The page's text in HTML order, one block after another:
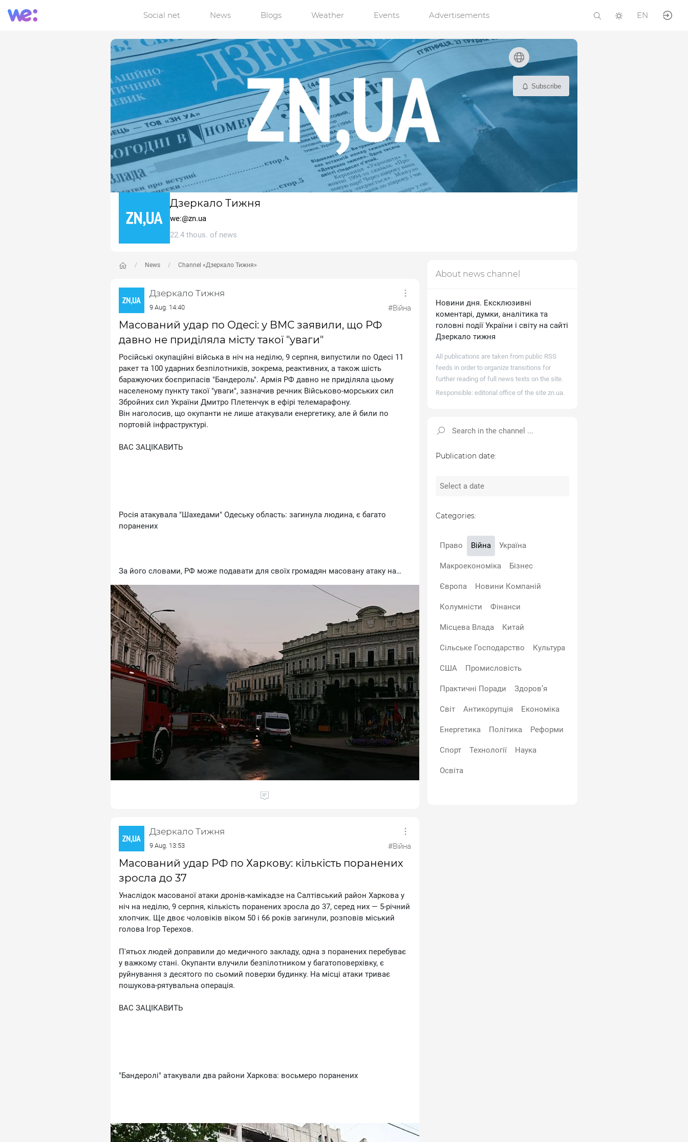
Social net News Blogs Weather Events Advertisements EN
Дзеркало Тижня
we:@zn.ua
22.4 thous. of news
Subscribe
News Channel «Дзеркало Тижня»
Дзеркало Тижня
9 Aug. 14:40 #Війна
Масований удар по Одесі: у ВМС заявили, що РФ
давно не приділяла місту такої "уваги"
Російські окупаційні війська в ніч на неділю, 9 серпня, випустили по Одесі 11
ракет та 100 ударних безпілотників, зокрема, реактивних, а також шість
баражуючих боєприпасів "Бандероль". Армія РФ давно не приділяла цьому
населеному пункту такої "уваги", зазначив речник Військово-морських сил
Збройних сил України Дмитро Плетенчук в ефірі телемарафону.
Він наголосив, що окупанти не лише атакували енергетику, але й били по
портовій інфраструктурі.
ВАС ЗАЦІКАВИТЬ
Росія атакувала "Шахедами" Одеську область: загинула людина, є багато
поранених
За його словами, РФ може подавати для своїх громадян масовану атаку на
Голова Одеської обласної військової адміністрації Олег Кіпер повідомив, що
кількість постраждалих в Одесі зросла до 12.
ВАС ЗАЦІКАВИТЬ
Росіяни вдарили ракетами по ринку в передмісті Одеси
Частина Хаджибейського, Пересипського та Приморського районів
міста залишилася без світла.
В Одеській області обмежили тимчасово рух на трасі "Одеса–Рені". У зв'язку з
цим автомобілі не можуть рухатися до деяких пунктів пропуску на кордоні з
Дзеркало Тижня
9 Aug. 13:53 #Війна
Масований удар РФ по Харкову: кількість поранених
зросла до 37
Унаслідок масованої атаки дронів-камікадзе на Салтівський район Харкова у
ніч на неділю, 9 серпня, кількість поранених зросла до 37, серед них — 5-річний
хлопчик. Ще двоє чоловіків віком 50 і 66 років загинули, розповів міський
голова Ігор Терехов.
П'ятьох людей доправили до медичного закладу, одна з поранених перебуває
у важкому стані. Окупанти влучили безпілотником у багатоповерхівку, є
руйнування з десятого по сьомий поверхи будинку. На місці атаки триває
пошукова-рятувальна операція.
ВАС ЗАЦІКАВИТЬ
"Бандеролі" атакували два райони Харкова: восьмеро поранених
шукають, чи є люди під завалами.
About news channel
Новини дня. Ексклюзивні
коментарі, думки, аналітика та
головні події України і світу на сайті
Дзеркало тижня
All publications are taken from public RSS
feeds in order to organize transitions for
further reading of full news texts on the site.
Responsible: editorial office of the site zn.ua.
Publication date:
Categories:
Право Війна Україна
Макроекономіка Бізнес
Європа Новини Компаній
Колумністи Фінанси
Місцева Влада Китай
Сільське Господарство Культура
США Промисловість
Практичні Поради Здоров’я
Світ Антикорупція Економіка
Енергетика Політика Реформи
Спорт Технології Наука
Освіта